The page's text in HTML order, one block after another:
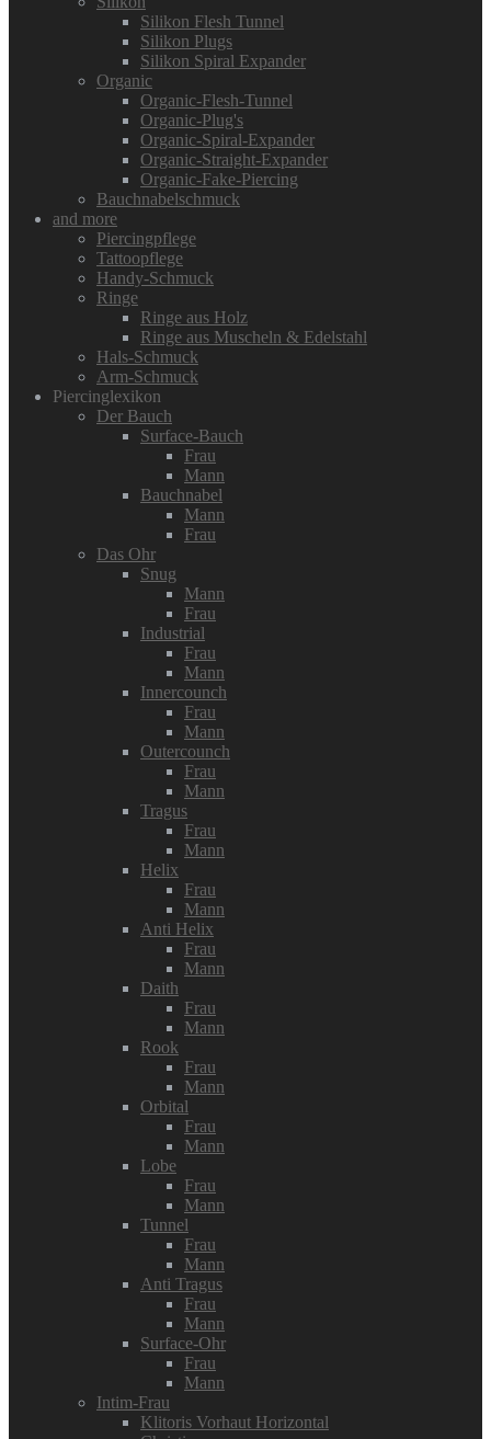
Silikon Flesh Tunnel
Silikon Plugs
Silikon Spiral Expander
Organic
Organic-Flesh-Tunnel
Organic-Plug's
Organic-Spiral-Expander
Organic-Straight-Expander
Organic-Fake-Piercing
Bauchnabelschmuck
and more
Piercingpflege
Tattoopflege
Handy-Schmuck
Ringe
Ringe aus Holz
Ringe aus Muscheln & Edelstahl
Hals-Schmuck
Arm-Schmuck
Piercinglexikon
Der Bauch
Surface-Bauch
Frau
Mann
Bauchnabel
Mann
Frau
Das Ohr
Snug
Mann
Frau
Industrial
Frau
Mann
Innercounch
Frau
Mann
Outercounch
Frau
Mann
Tragus
Frau
Mann
Helix
Frau
Mann
Anti Helix
Frau
Mann
Daith
Frau
Mann
Rook
Frau
Mann
Orbital
Frau
Mann
Lobe
Frau
Mann
Tunnel
Frau
Mann
Anti Tragus
Frau
Mann
Surface-Ohr
Frau
Mann
Intim-Frau
Klitoris Vorhaut Horizontal